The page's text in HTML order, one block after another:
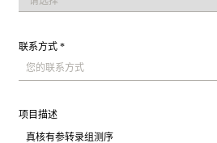
联系方式 *
项目描述